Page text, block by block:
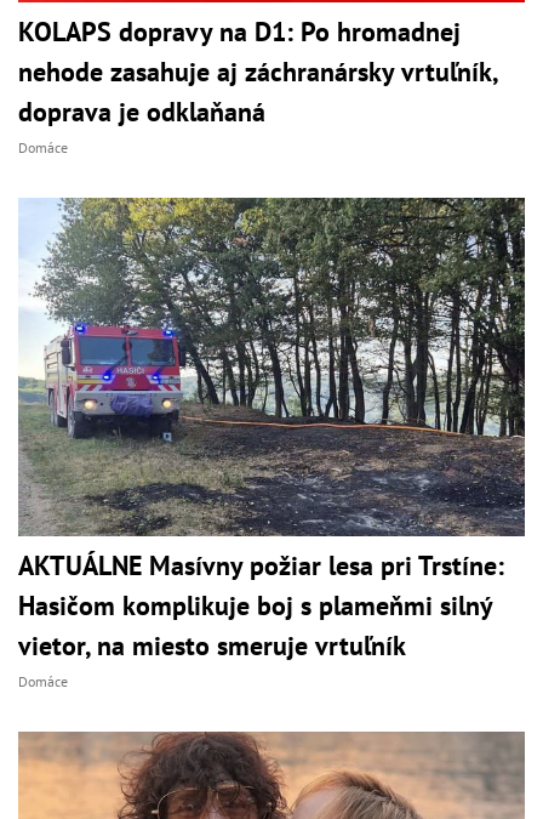
KOLAPS dopravy na D1: Po hromadnej
nehode zasahuje aj záchranársky vrtuľník,
doprava je odklaňaná
Domáce
AKTUÁLNE Masívny požiar lesa pri Trstíne:
Hasičom komplikuje boj s plameňmi silný
vietor, na miesto smeruje vrtuľník
Domáce